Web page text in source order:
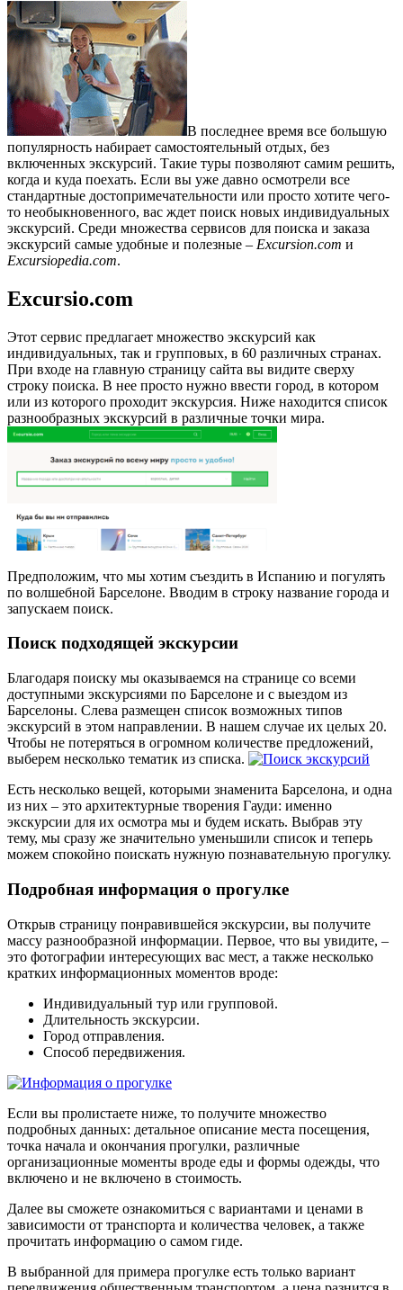
В последнее время все большую
популярность набирает самостоятельный отдых, без
включенных экскурсий. Такие туры позволяют самим решить,
когда и куда поехать. Если вы уже давно осмотрели все
стандартные достопримечательности или просто хотите чего-
то необыкновенного, вас ждет поиск новых индивидуальных
экскурсий. Среди множества сервисов для поиска и заказа
экскурсий самые удобные и полезные – Excursion.com и
Excursiopedia.com.
Excursio.com
Этот сервис предлагает множество экскурсий как
индивидуальных, так и групповых, в 60 различных странах.
При входе на главную страницу сайта вы видите сверху
строку поиска. В нее просто нужно ввести город, в котором
или из которого проходит экскурсия. Ниже находится список
разнообразных экскурсий в различные точки мира.
Предположим, что мы хотим съездить в Испанию и погулять
по волшебной Барселоне. Вводим в строку название города и
запускаем поиск.
Поиск подходящей экскурсии
Благодаря поиску мы оказываемся на странице со всеми
доступными экскурсиями по Барселоне и с выездом из
Барселоны. Слева размещен список возможных типов
экскурсий в этом направлении. В нашем случае их целых 20.
Чтобы не потеряться в огромном количестве предложений,
выберем несколько тематик из списка.
Есть несколько вещей, которыми знаменита Барселона, и одна
из них – это архитектурные творения Гауди: именно
экскурсии для их осмотра мы и будем искать. Выбрав эту
тему, мы сразу же значительно уменьшили список и теперь
можем спокойно поискать нужную познавательную прогулку.
Подробная информация о прогулке
Открыв страницу понравившейся экскурсии, вы получите
массу разнообразной информации. Первое, что вы увидите, –
это фотографии интересующих вас мест, а также несколько
кратких информационных моментов вроде:
Индивидуальный тур или групповой.
Длительность экскурсии.
Город отправления.
Способ передвижения.
Если вы пролистаете ниже, то получите множество
подробных данных: детальное описание места посещения,
точка начала и окончания прогулки, различные
организационные моменты вроде еды и формы одежды, что
включено и не включено в стоимость.
Далее вы сможете ознакомиться с вариантами и ценами в
зависимости от транспорта и количества человек, а также
прочитать информацию о самом гиде.
В выбранной для примера прогулке есть только вариант